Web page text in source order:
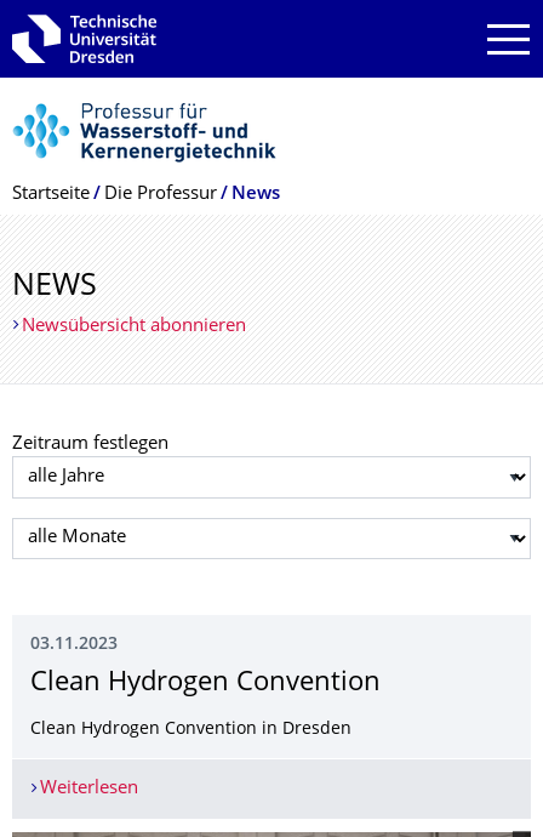
Zur Hauptnavigation springen
Zur Suche springen
Zum Inhalt springen
Breadcrumb-Menü
Startseite Die Professur News
NEWS
Newsübersicht abonnieren
Zeitraum festlegen
Jahr auswählen
Monat auswählen
03.11.2023
Clean Hydrogen Convention
Clean Hydrogen Convention in Dresden
Weiterlesen